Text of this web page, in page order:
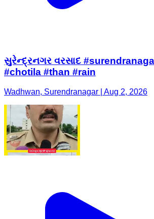
સુરેન્દ્રનગર વરસાદ
#chotila #than #rain
Wadhwan, Surendranagar | Aug 2, 2026